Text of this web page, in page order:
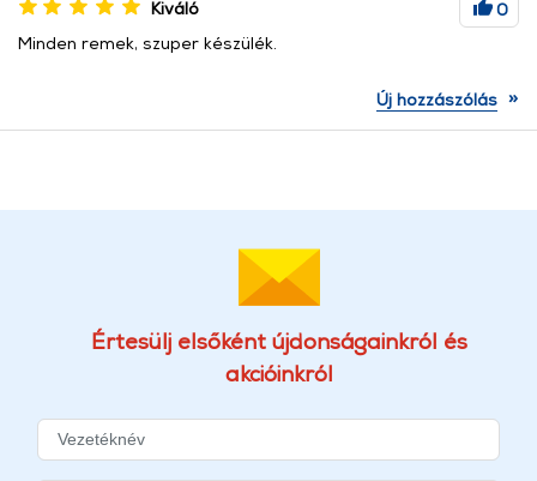
Kiváló
0
Minden remek, szuper készülék.
Új hozzászólás »
Értesülj elsőként újdonságainkról és
akcióinkról